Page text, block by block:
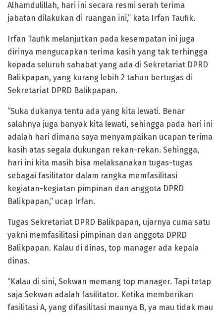
Alhamdulillah, hari ini secara resmi serah terima
jabatan dilakukan di ruangan ini,” kata Irfan Taufik.
Irfan Taufik melanjutkan pada kesempatan ini juga
dirinya mengucapkan terima kasih yang tak terhingga
kepada seluruh sahabat yang ada di Sekretariat DPRD
Balikpapan, yang kurang lebih 2 tahun bertugas di
Sekretariat DPRD Balikpapan.
“Suka dukanya tentu ada yang kita lewati. Benar
salahnya juga banyak kita lewati, sehingga pada hari ini
adalah hari dimana saya menyampaikan ucapan terima
kasih atas segala dukungan rekan-rekan. Sehingga,
hari ini kita masih bisa melaksanakan tugas-tugas
sebagai fasilitator dalam rangka memfasilitasi
kegiatan-kegiatan pimpinan dan anggota DPRD
Balikpapan,” ucap Irfan.
Tugas Sekretariat DPRD Balikpapan, ujarnya cuma satu
yakni memfasilitasi pimpinan dan anggota DPRD
Balikpapan. Kalau di dinas, top manager ada kepala
dinas.
“Kalau di sini, Sekwan memang top manager. Tapi tetap
saja Sekwan adalah fasilitator. Ketika memberikan
fasilitasi A, yang difasilitasi maunya B, ya mau tidak mau